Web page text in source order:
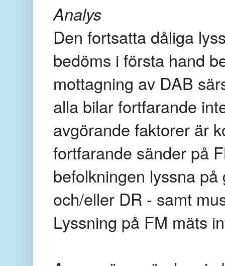
Analys
Den fortsatta dåliga
bedöms i första hand
mottagning av DAB
alla bilar fortfarande
avgörande faktorer är
fortfarande sänder på
befolkningen lyssna
och/eller DR - samt
Lyssning på FM mäts